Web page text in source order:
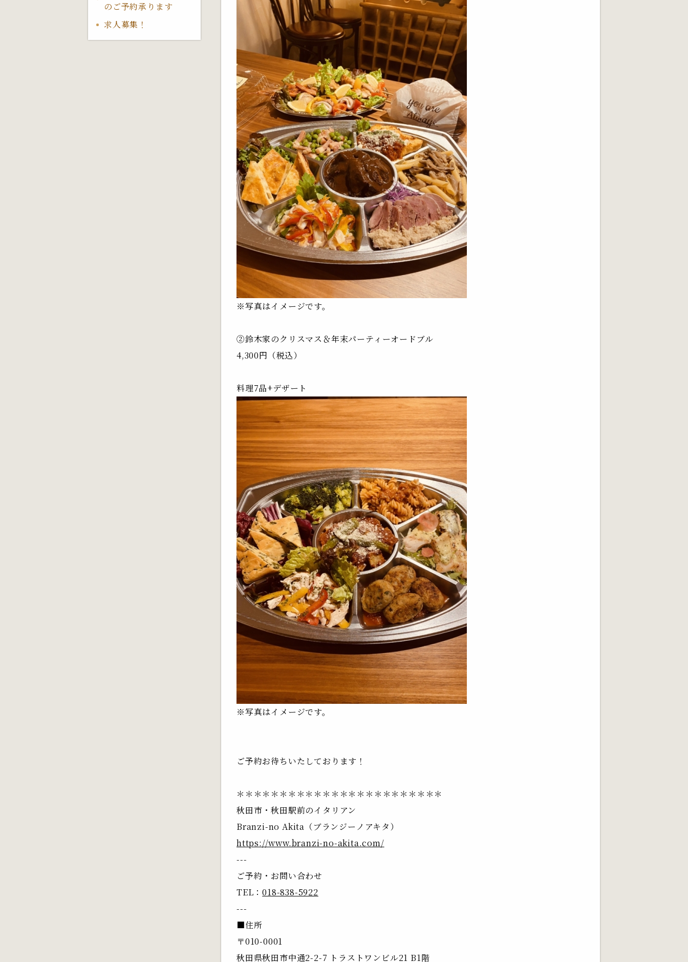
のご予約承ります
求人募集！
※写真はイメージです。
②鈴木家のクリスマス＆年末パーティーオードブル
4,300円（税込）
料理7品+デザート
※写真はイメージです。
ご予約お待ちいたしております！
＊＊＊＊＊＊＊＊＊＊＊＊＊＊＊＊＊＊＊＊＊＊＊＊
秋田市・秋田駅前のイタリアン
Branzi-no Akita（ブランジーノアキタ）
https://www.branzi-no-akita.com/
---
ご予約・お問い合わせ
TEL：018-838-5922
---
■住所
〒010-0001
秋田県秋田市中通2-2-7 トラストワンビル21 B1階